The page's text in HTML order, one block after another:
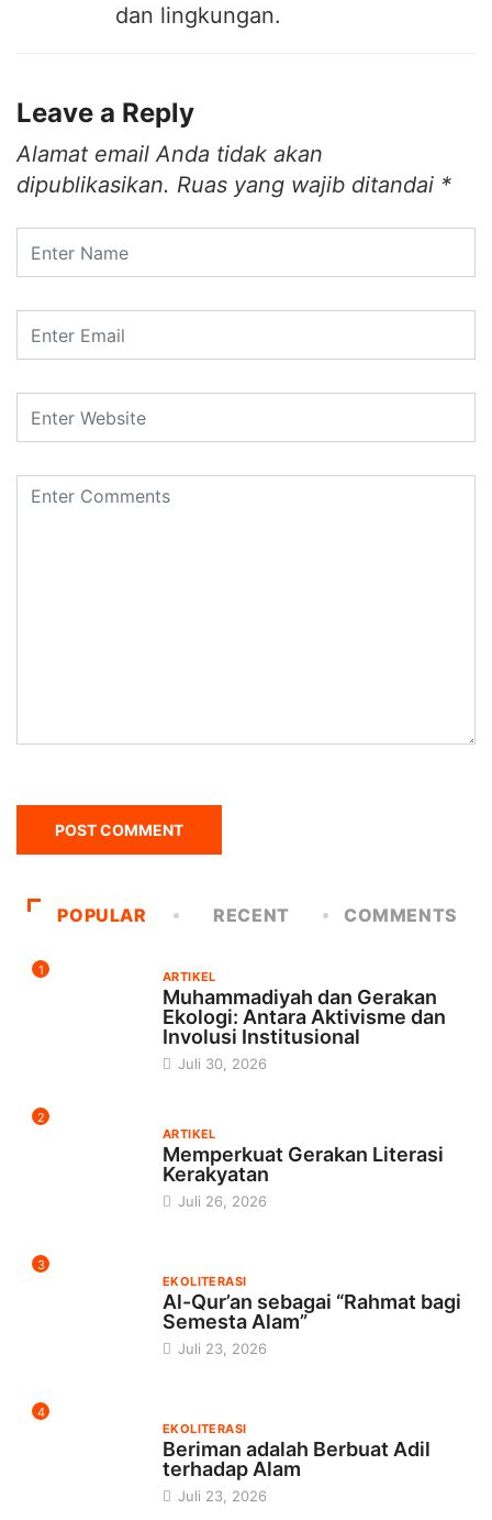
dan lingkungan.
Leave a Reply
Alamat email Anda tidak akan
dipublikasikan. Ruas yang wajib ditandai *
POPULAR RECENT COMMENTS
1 ARTIKEL
Muhammadiyah dan Gerakan
Ekologi: Antara Aktivisme dan
Involusi Institusional
Juli 30, 2026
2
ARTIKEL
Memperkuat Gerakan Literasi
Kerakyatan
Juli 26, 2026
3
EKOLITERASI
Al-Qur’an sebagai “Rahmat bagi
Semesta Alam”
Juli 23, 2026
4
EKOLITERASI
Beriman adalah Berbuat Adil
terhadap Alam
Juli 23, 2026